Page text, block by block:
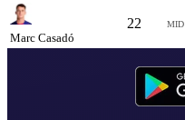
Marc Casadó
22 MID